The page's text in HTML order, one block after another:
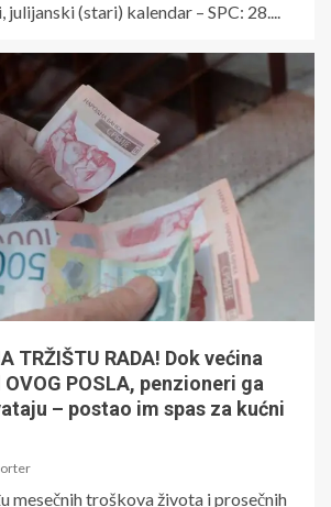
julijanski (stari) kalendar – SPC: 28....
TRŽIŠTU RADA! Dok većina
POSLA, penzioneri ga
– postao im spas za kućni
mesečnih troškova života i prosečnih